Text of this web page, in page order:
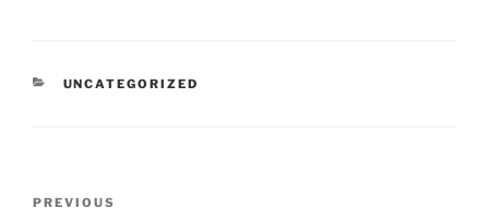
CATEGORIES
UNCATEGORIZED
Previous
PREVIOUS